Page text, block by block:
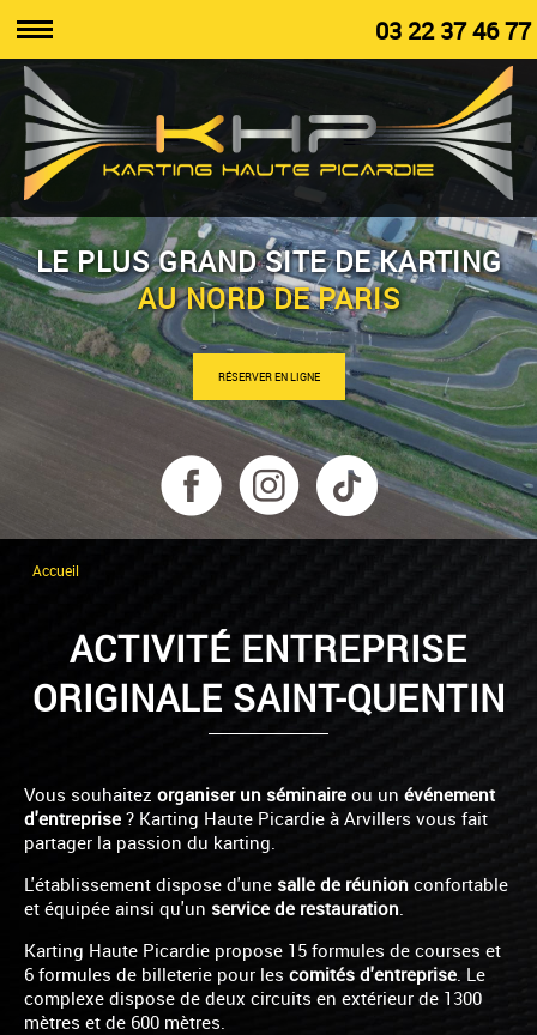
03 22 37 46 77
LE PLUS GRAND SITE DE KARTING
AU NORD DE PARIS
RÉSERVER EN LIGNE
Accueil
ACTIVITÉ ENTREPRISE
ORIGINALE SAINT-QUENTIN
Vous souhaitez organiser un séminaire ou un événement
d'entreprise ? Karting Haute Picardie à Arvillers vous fait
partager la passion du karting.
L'établissement dispose d'une salle de réunion confortable
et équipée ainsi qu'un service de restauration.
Karting Haute Picardie propose 15 formules de courses et
6 formules de billeterie pour les comités d'entreprise. Le
complexe dispose de deux circuits en extérieur de 1300
mètres et de 600 mètres.